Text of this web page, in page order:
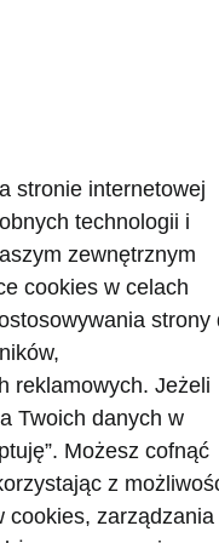
PUBLICZNY
h
stacja
11 kW
Przeczytaj więcej
stronie internetowej
technologii i
zewnętrznym
cookies w celach
strony
reklamowych. Jeżeli
Twoich danych w
Możesz cofnąć
z
cookies, zarządzania